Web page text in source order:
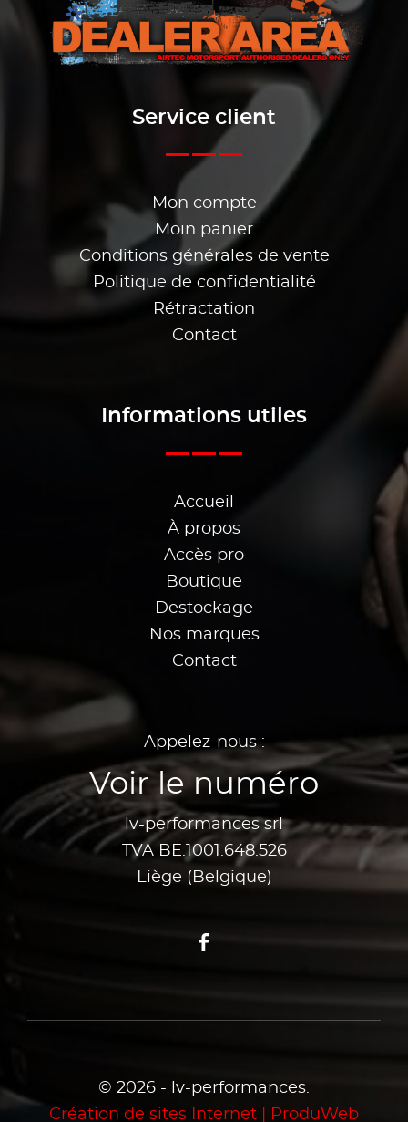
Service client
Mon compte
Moin panier
Conditions générales de vente
Politique de confidentialité
Rétractation
Contact
Informations utiles
Accueil
À propos
Accès pro
Boutique
Destockage
Nos marques
Contact
Appelez-nous :
Voir le numéro
lv-performances srl
TVA BE.1001.648.526
Liège (Belgique)
© 2026 - lv-performances.
Création de sites Internet | ProduWeb